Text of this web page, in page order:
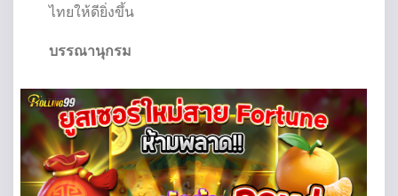
ไทยให้ดียิ่งขึ้น
บรรณานุกรม